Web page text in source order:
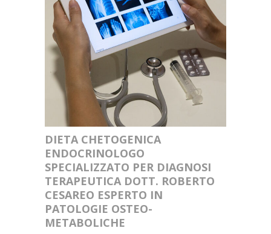
DIETA CHETOGENICA
ENDOCRINOLOGO
SPECIALIZZATO PER DIAGNOSI
TERAPEUTICA DOTT. ROBERTO
CESAREO ESPERTO IN
PATOLOGIE OSTEO-
METABOLICHE